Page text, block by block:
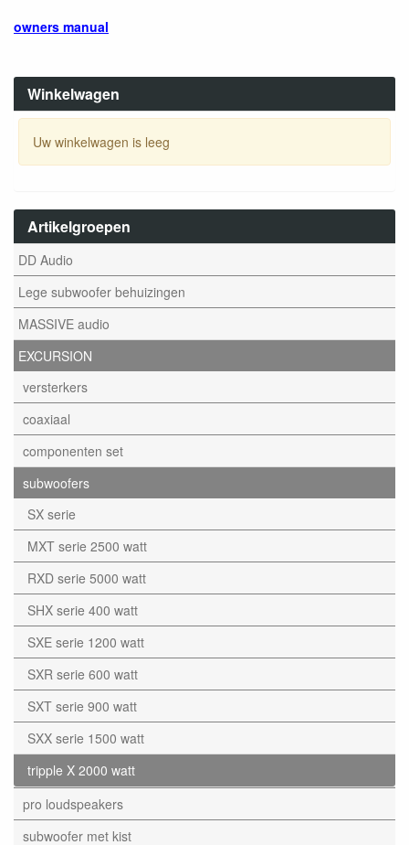
Winkelwagen
Uw winkelwagen is leeg
Artikelgroepen
DD Audio
Lege subwoofer behuizingen
MASSIVE audio
EXCURSION
versterkers
coaxiaal
componenten set
subwoofers
SX serie
MXT serie 2500 watt
RXD serie 5000 watt
SHX serie 400 watt
SXE serie 1200 watt
SXR serie 600 watt
SXT serie 900 watt
SXX serie 1500 watt
tripple X 2000 watt
pro loudspeakers
subwoofer met kist
owners manual